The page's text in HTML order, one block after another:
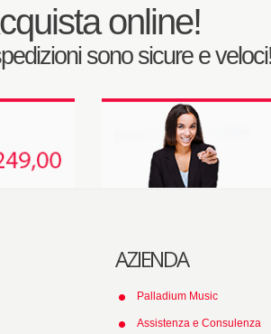
online!
sono sicure e
AZIENDA
Palladium Music
Assistenza e Consulenza